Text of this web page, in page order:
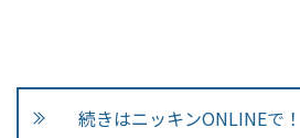
続きはニッキンONLINEで！